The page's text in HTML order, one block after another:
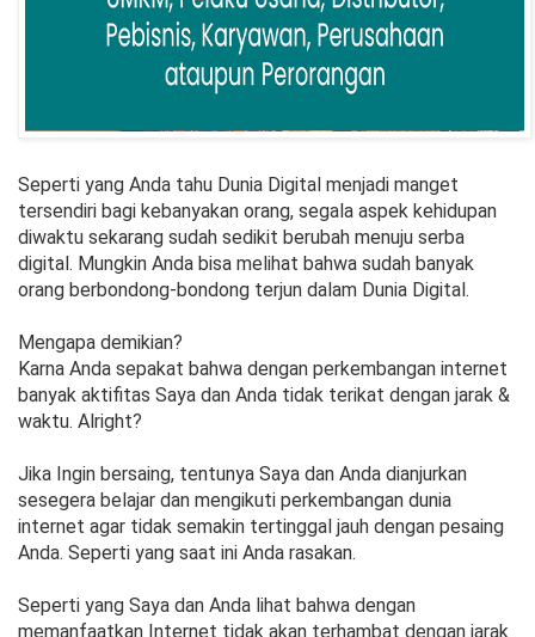
Seperti yang Anda tahu Dunia Digital menjadi manget
tersendiri bagi kebanyakan orang, segala aspek kehidupan
diwaktu sekarang sudah sedikit berubah menuju serba
digital. Mungkin Anda bisa melihat bahwa sudah banyak
orang berbondong-bondong terjun dalam Dunia Digital.
Mengapa demikian?
Karna Anda sepakat bahwa dengan perkembangan internet
banyak aktifitas Saya dan Anda tidak terikat dengan jarak &
waktu. Alright?
Jika Ingin bersaing, tentunya Saya dan Anda dianjurkan
sesegera belajar dan mengikuti perkembangan dunia
internet agar tidak semakin tertinggal jauh dengan pesaing
Anda. Seperti yang saat ini Anda rasakan.
Seperti yang Saya dan Anda lihat bahwa dengan
memanfaatkan Internet tidak akan terhambat dengan jarak